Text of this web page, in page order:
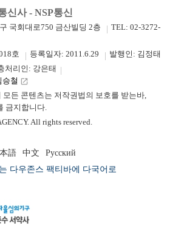
신사 - NSP통신
국회대로750 금산빌딩 2층
TEL: 02-3272-
호
등록일자: 2011.6.29
발행인: 김정태
처리인: 강은태
철 launch
모든 콘텐츠는 저작권법의 보호를 받는바,
금지합니다.
All rights reserved.
語 中文
Русский
다우존스 팩티바에 다국어로